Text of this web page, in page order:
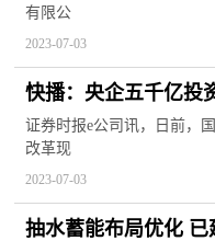
有限公
2023-07-03
快播：央企五千亿投
证券时报e公司讯，日前，
改革现
2023-07-03
抽水蓄能布局优化